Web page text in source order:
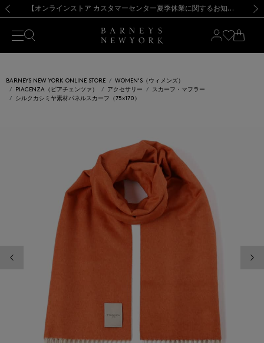
新規登録のお客様も対象！＜MY BARNEYS＞会員のお客様は11,000円（税込）以上のお買上げで常時送料無料！お買い物の際は会員登録を！
【夏季休業に伴う出荷一時停止のお知らせ】(2026.8.7) 【オンラインストア カスタマーセンター夏季休業に関するお知らせ】（2026.8.7）
【夏季休業に伴う返品・交換承り一時停止のお知らせ】（2026.8.5）
熊本県を中心とした地震の影響によるお荷物のお届けについて
【開催中】SUMMER SALEのご案内・ご注意事項 新規登録のお客様も対象！＜MY BARNEYS＞会員のお客様は11,000円（税込）以上のお買上げで常時送料無料！お買い物の際は会員登録を！
【夏季休業に伴う出荷一時停止のお知らせ】(2026.8.7)
BARNEYS NEW YORK ONLINE STORE
WOMEN'S（ウィメンズ）
PIACENZA（ピアチェンツァ）
アクセサリー
スカーフ・マフラー
シルクカシミヤ素材パネルスカーフ（75×170）